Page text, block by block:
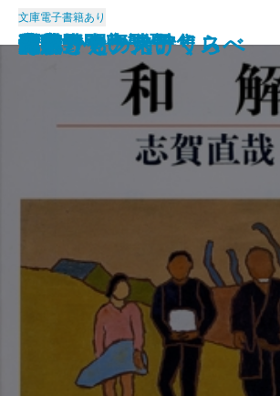
猟銃・闘牛
ヴェルレーヌ詩集
草枕
斜陽
高村光太郎詩集
歌行燈・高野聖
土
真実一路
老妓抄
坊っちゃん
文庫電子書籍あり
和解
ヰタ・セクスアリス
出家とその弟子
にごりえ・たけくらべ
武蔵野
白痴
青年
雁
それから
門